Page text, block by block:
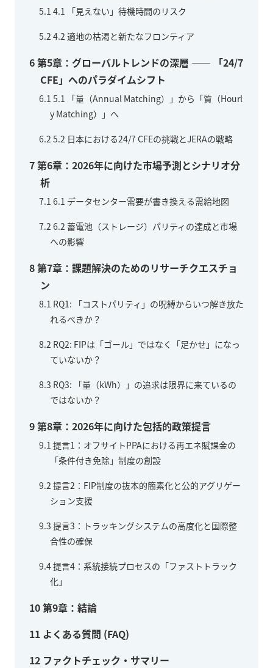
5.1 4.1 「見えない」待機時間のリスク
5.2 4.2 適地の枯渇と新たなフロンティア
6第5章：グローバルトレンドの深層 —— 「24/7
CFE」へのパラダイムシフト
6.1 5.1 「量（Annual Matching）」から「質（Hourl
y Matching）」へ
6.2 5.2 日本における24/7 CFEの挑戦とJERAの戦略
7第6章：2026年に向けた市場予測とシナリオ分
析
7.1 6.1 データセンター需要が書き換える需給地図
7.2 6.2 蓄電池（ストレージ）パリティの達成と市場
への影響
8第7章：課題解決のためのリサーチクエスチョ
ン
8.1 RQ1: 「コストパリティ」の呪縛からいつ解き放た
れるべきか？
8.2 RQ2: FIPは「ゴール」ではなく「足かせ」になっ
ていないか？
8.3 RQ3: 「量（kWh）」の追求は限界に来ているの
ではないか？
9第8章：2026年に向けた包括的政策提言
9.1 提言1：オフサイトPPAにおける再エネ賦課金の
「条件付き免除」制度の創設
9.2 提言2：FIP制度の抜本的簡素化と公的アグリゲー
ション支援
9.3 提言3：トラッキングシステムの高度化と国際整
合性の確保
9.4提言4：系統接続プロセスの「ファストトラック
化」
10第9章：結論
11 よくある質問 (FAQ)
12 ファクトチェック・サマリー